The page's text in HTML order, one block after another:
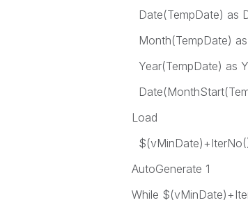
Date(TempDate) as
Month(TempDate)
Year(TempDate) as
Load
AutoGenerate 1
While